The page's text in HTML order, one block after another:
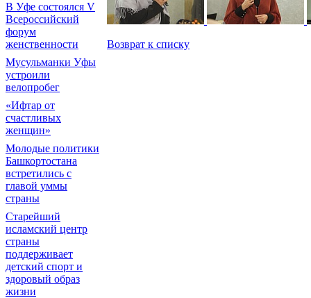
В Уфе состоялся V
Всероссийский
форум
женственности
Мусульманки Уфы
устроили
велопробег
«Ифтар от
счастливых
женщин»
Молодые политики
Башкортостана
встретились с
главой уммы
страны
Старейший
исламский центр
страны
поддерживает
детский спорт и
здоровый образ
жизни
Возврат к списку